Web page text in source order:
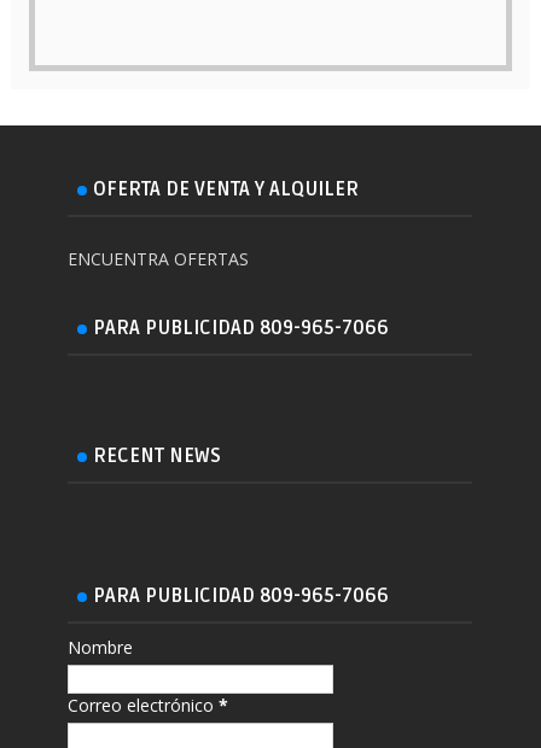
OFERTA DE VENTA Y ALQUILER
ENCUENTRA OFERTAS
PARA PUBLICIDAD 809-965-7066
RECENT NEWS
PARA PUBLICIDAD 809-965-7066
Nombre
Correo electrónico*